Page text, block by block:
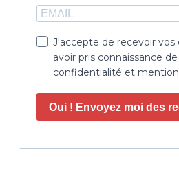
J'accepte de recevoir
avoir pris connaissance
confidentialité et
Oui ! Envoyez moi des